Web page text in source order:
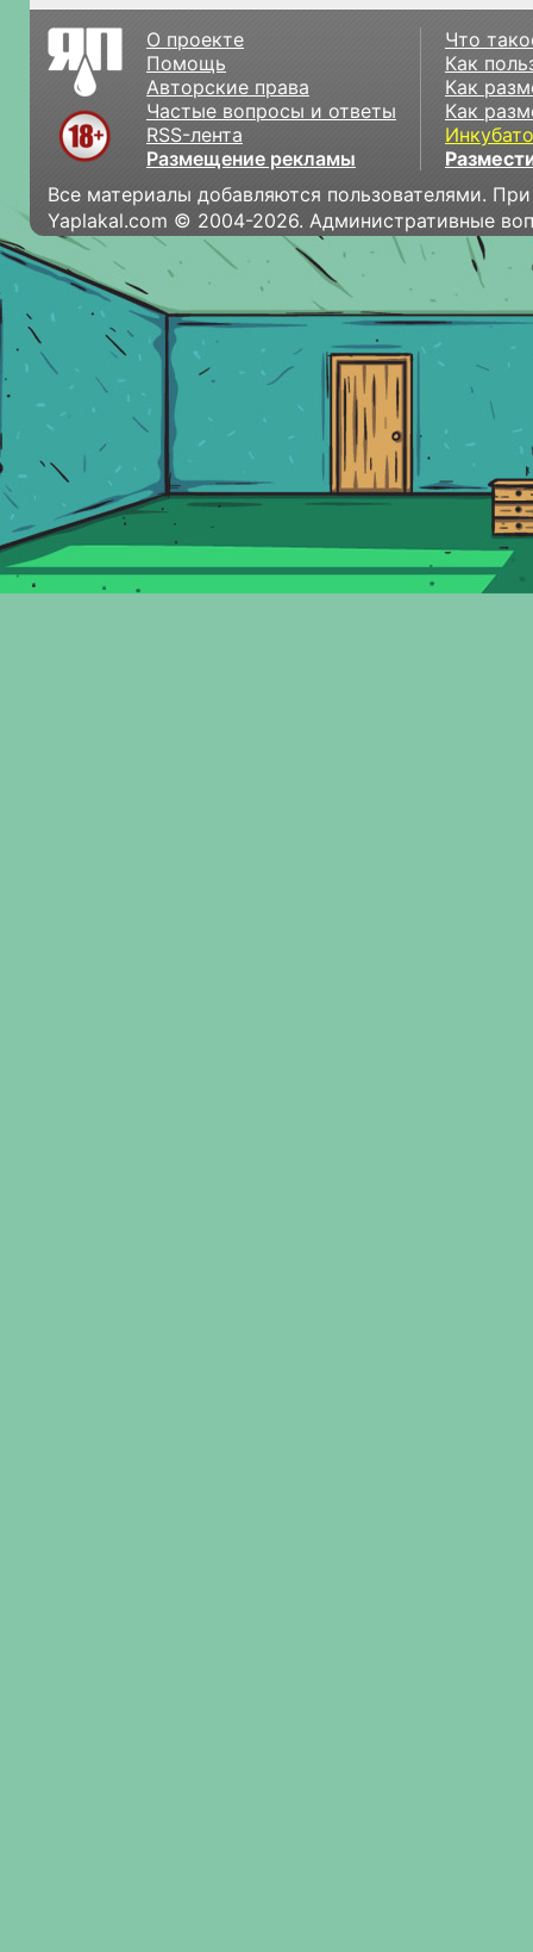
О проекте
Помощь
Авторские права
Частые вопросы и ответы
RSS-лента
Размещение рекламы
Что
Как
Как
Как
Все материалы добавляются пользователями.
Yaplakal.com © 2004-2026. Административные